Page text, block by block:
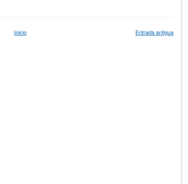
Entrada antigua
Inicio